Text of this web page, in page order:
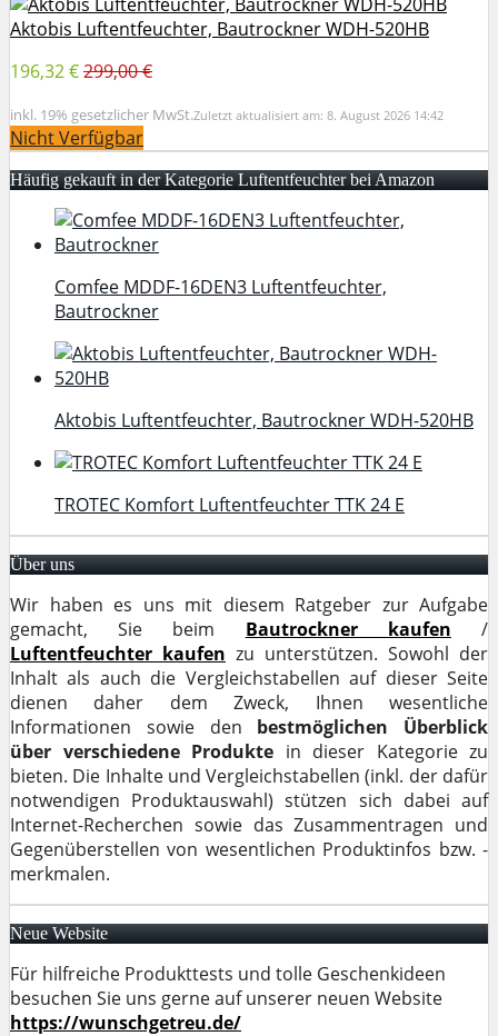
Aktobis Luftentfeuchter, Bautrockner WDH-520HB
196,32 €299,00 €
inkl. 19% gesetzlicher MwSt.Zuletzt aktualisiert am: 8. August 2026 14:42
Nicht Verfügbar
Häufig gekauft in der Kategorie Luftentfeuchter bei Amazon
Comfee MDDF-16DEN3 Luftentfeuchter,
Bautrockner
Aktobis Luftentfeuchter, Bautrockner WDH-520HB
TROTEC Komfort Luftentfeuchter TTK 24 E
Über uns
Wir haben es uns mit diesem Ratgeber zur Aufgabe
gemacht, Sie beim Bautrockner kaufen /
Luftentfeuchter kaufen zu unterstützen. Sowohl der
Inhalt als auch die Vergleichstabellen auf dieser Seite
dienen daher dem Zweck, Ihnen wesentliche
Informationen sowie den bestmöglichen Überblick
über verschiedene Produkte in dieser Kategorie zu
bieten. Die Inhalte und Vergleichstabellen (inkl. der dafür
notwendigen Produktauswahl) stützen sich dabei auf
Internet-Recherchen sowie das Zusammentragen und
Gegenüberstellen von wesentlichen Produktinfos bzw. -
merkmalen.
Neue Website
Für hilfreiche Produkttests und tolle Geschenkideen
besuchen Sie uns gerne auf unserer neuen Website
https://wunschgetreu.de/